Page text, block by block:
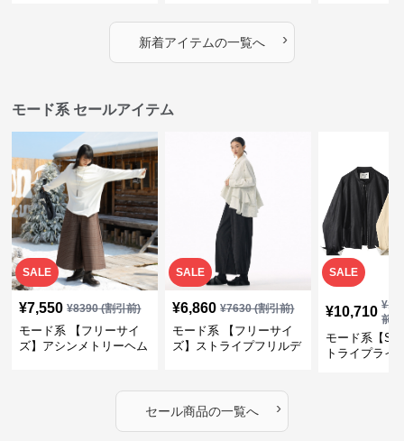
カバー・大人モード
新着アイテムの一覧へ ›
モード系 セールアイテム
SALE
¥7,550 ¥8390(割引前)
モード系 【フリーサイ
ズ】アシンメトリーヘム
SALE
¥6,860 ¥7630(割引前)
モード系 【フリーサイ
ズ】ストライプフリルデ
SALE
¥10,710 ¥
前)
モード系【S
トライプライ
セール商品の一覧へ ›